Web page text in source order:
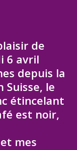
de
6 avril
depuis la
le
étincelant
est noir,
mes